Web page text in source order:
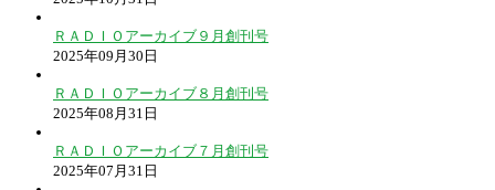
ＲＡＤＩＯアーカイブ９月創刊号
2025年09月30日
ＲＡＤＩＯアーカイブ８月創刊号
2025年08月31日
ＲＡＤＩＯアーカイブ７月創刊号
2025年07月31日